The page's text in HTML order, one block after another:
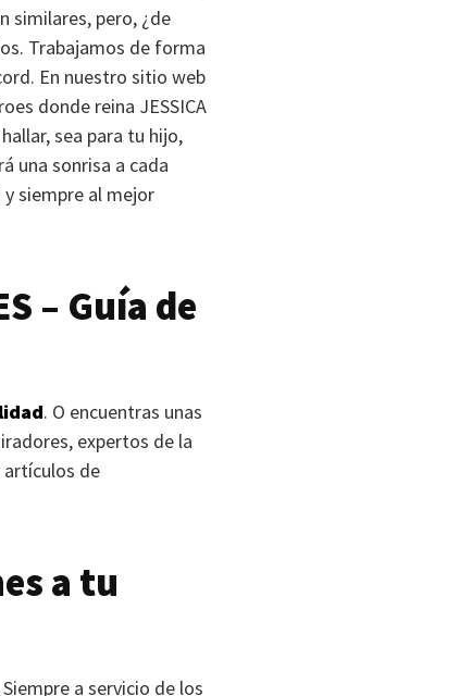
similares, pero, ¿de
Trabajamos de forma
En nuestro sitio web
donde reina JESSICA
sea para tu hijo,
una sonrisa a cada
siempre al mejor
– Guía de
. O encuentras unas
expertos de la
artículos de
a tu
a servicio de los